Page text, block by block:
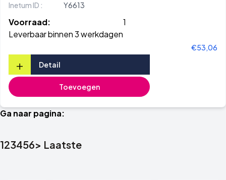
Inetum ID : Y6613
Voorraad:
1
Leverbaar binnen 3 werkdagen
€53,06
+ Detail
Toevoegen
Ga naar pagina:
123456> Laatste